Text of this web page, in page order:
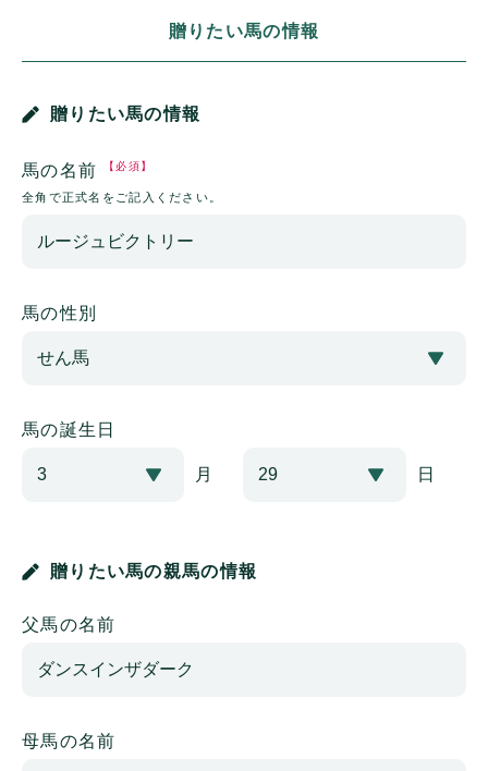
贈りたい馬の情報
贈りたい馬の情報
馬の名前 【必須】
全角で正式名をご記入ください。
馬の性別
馬の誕生日
月 日
贈りたい馬の親馬の情報
父馬の名前
母馬の名前